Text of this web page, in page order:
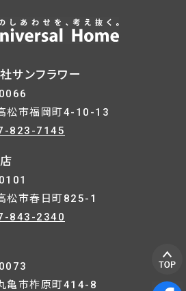
サンフラワー
松市福岡町4-10-13
823-7145
松市春日町825-1
843-2340
亀市柞原町414-8